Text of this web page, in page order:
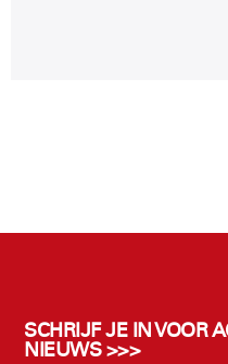
SCHRIJF JE IN VOOR
NIEUWS >>>